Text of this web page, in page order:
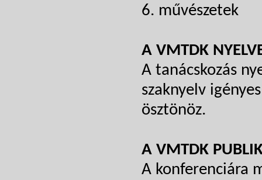
6. művészetek
A VMTDK
A tanácskozás
szaknyelv
ösztönöz.
A VMTDK
A konferenciára